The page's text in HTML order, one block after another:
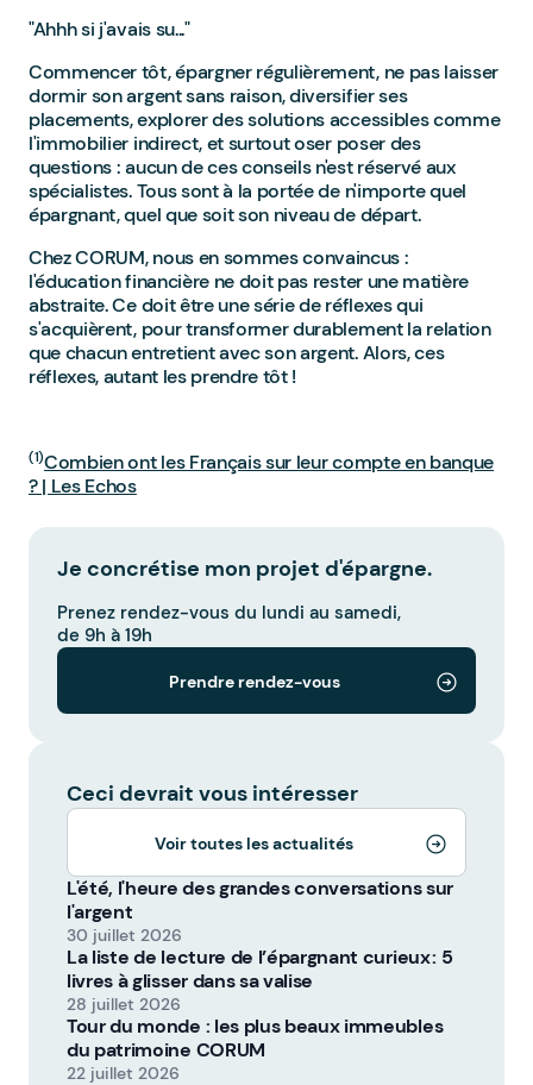
"Ahhh si j'avais su..."
Commencer tôt, épargner régulièrement, ne pas laisser
dormir son argent sans raison, diversifier ses
placements, explorer des solutions accessibles comme
l'immobilier indirect, et surtout oser poser des
questions : aucun de ces conseils n'est réservé aux
spécialistes. Tous sont à la portée de n'importe quel
épargnant, quel que soit son niveau de départ.
Chez CORUM, nous en sommes convaincus :
l'éducation financière ne doit pas rester une matière
abstraite. Ce doit être une série de réflexes qui
s'acquièrent, pour transformer durablement la relation
que chacun entretient avec son argent. Alors, ces
réflexes, autant les prendre tôt !
(1)Combien ont les Français sur leur compte en banque
? | Les Echos
Je concrétise mon projet d'épargne.
Prenez rendez-vous du lundi au samedi,
de 9h à 19h
Prendre rendez-vous
Ceci devrait vous intéresser
Voir toutes les actualités
L'été, l'heure des grandes conversations sur
l'argent
30 juillet 2026
La liste de lecture de l’épargnant curieux : 5
livres à glisser dans sa valise
28 juillet 2026
Tour du monde : les plus beaux immeubles
du patrimoine CORUM
22 juillet 2026